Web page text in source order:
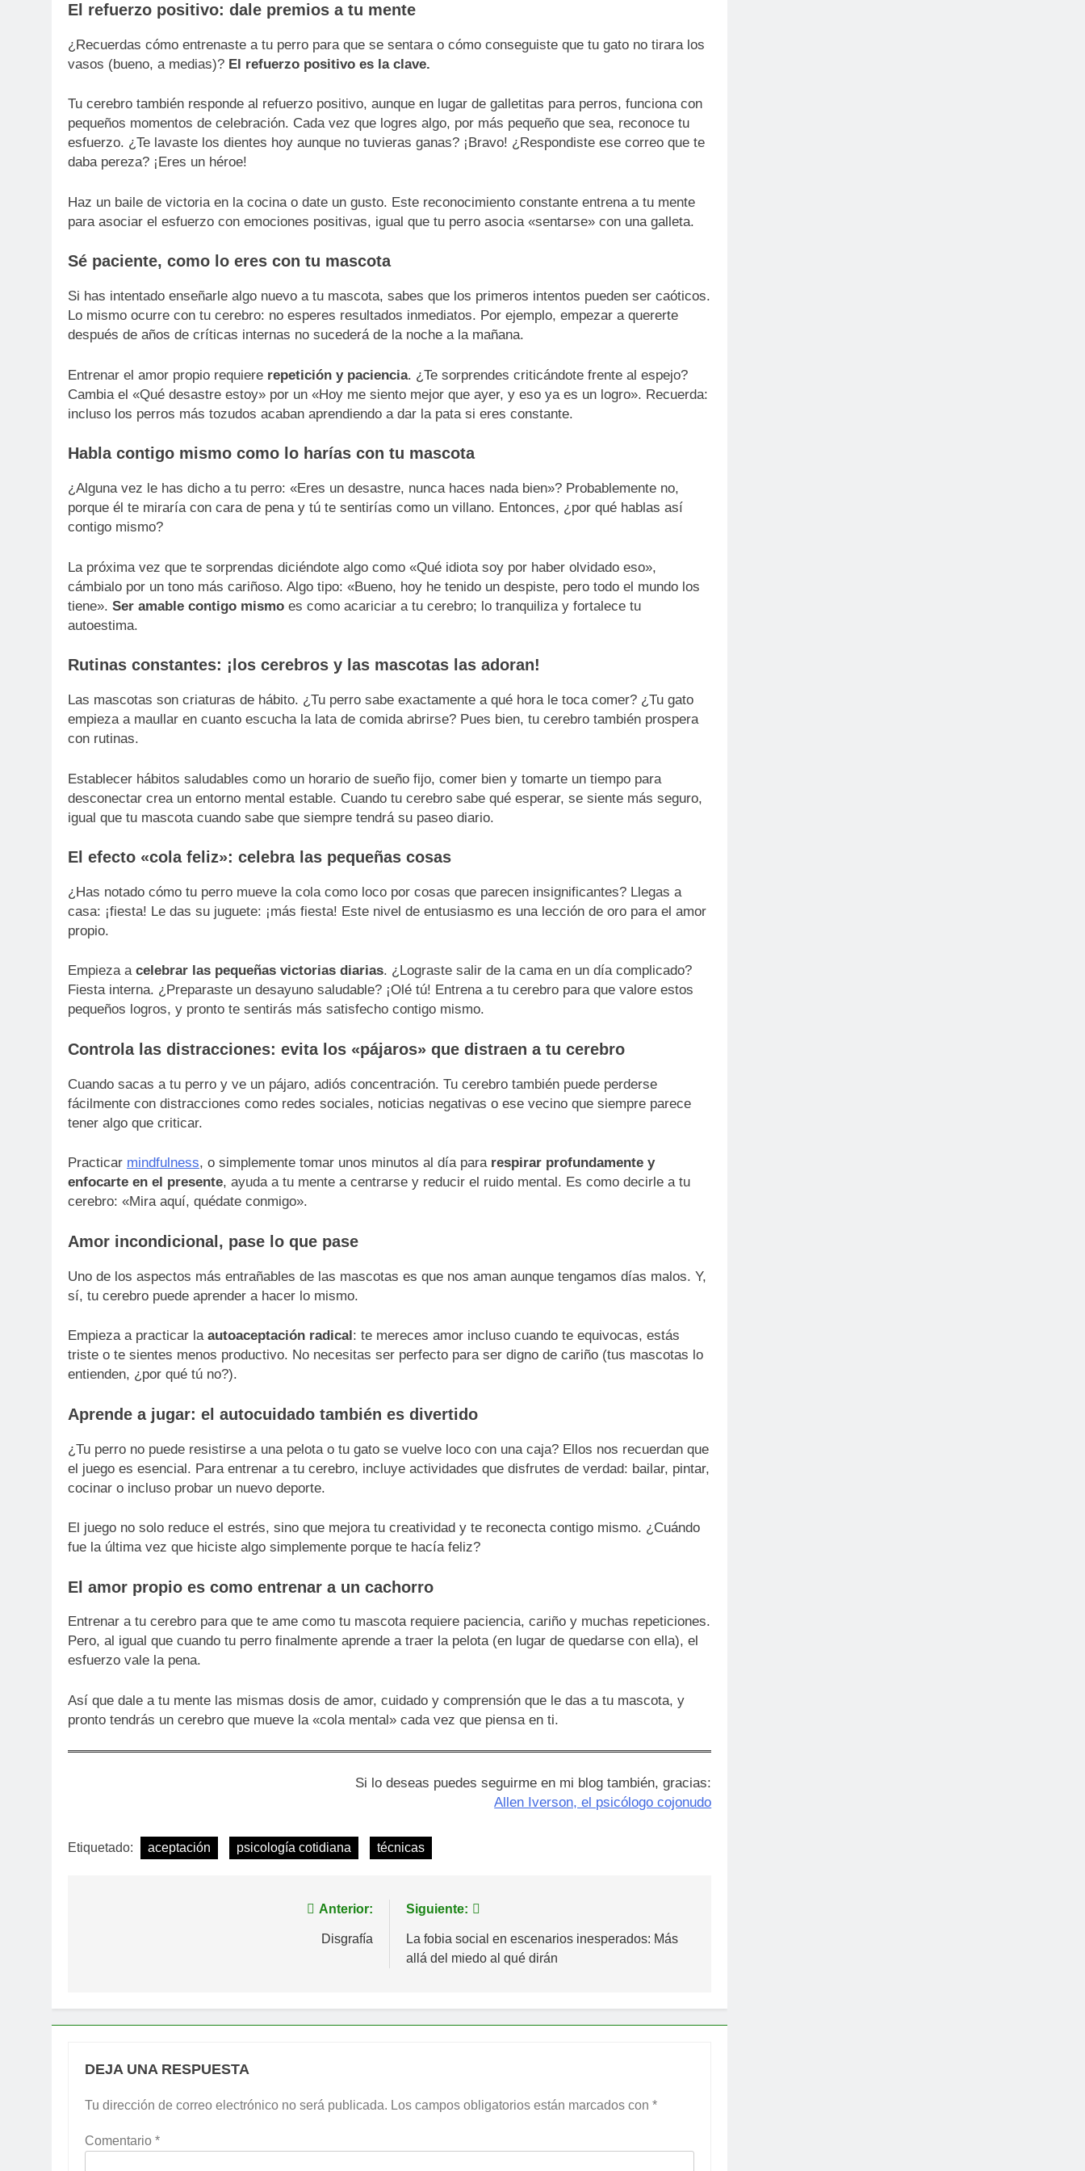
El refuerzo positivo: dale premios a tu mente
¿Recuerdas cómo entrenaste a tu perro para que se sentara o cómo conseguiste que tu gato no tirara los
vasos (bueno, a medias)? El refuerzo positivo es la clave.
Tu cerebro también responde al refuerzo positivo, aunque en lugar de galletitas para perros, funciona con
pequeños momentos de celebración. Cada vez que logres algo, por más pequeño que sea, reconoce tu
esfuerzo. ¿Te lavaste los dientes hoy aunque no tuvieras ganas? ¡Bravo! ¿Respondiste ese correo que te
daba pereza? ¡Eres un héroe!
Haz un baile de victoria en la cocina o date un gusto. Este reconocimiento constante entrena a tu mente
para asociar el esfuerzo con emociones positivas, igual que tu perro asocia «sentarse» con una galleta.
Sé paciente, como lo eres con tu mascota
Si has intentado enseñarle algo nuevo a tu mascota, sabes que los primeros intentos pueden ser caóticos.
Lo mismo ocurre con tu cerebro: no esperes resultados inmediatos. Por ejemplo, empezar a quererte
después de años de críticas internas no sucederá de la noche a la mañana.
Entrenar el amor propio requiere repetición y paciencia. ¿Te sorprendes criticándote frente al espejo?
Cambia el «Qué desastre estoy» por un «Hoy me siento mejor que ayer, y eso ya es un logro». Recuerda:
incluso los perros más tozudos acaban aprendiendo a dar la pata si eres constante.
Habla contigo mismo como lo harías con tu mascota
¿Alguna vez le has dicho a tu perro: «Eres un desastre, nunca haces nada bien»? Probablemente no,
porque él te miraría con cara de pena y tú te sentirías como un villano. Entonces, ¿por qué hablas así
contigo mismo?
La próxima vez que te sorprendas diciéndote algo como «Qué idiota soy por haber olvidado eso»,
cámbialo por un tono más cariñoso. Algo tipo: «Bueno, hoy he tenido un despiste, pero todo el mundo los
tiene». Ser amable contigo mismo es como acariciar a tu cerebro; lo tranquiliza y fortalece tu
autoestima.
Rutinas constantes: ¡los cerebros y las mascotas las adoran!
Las mascotas son criaturas de hábito. ¿Tu perro sabe exactamente a qué hora le toca comer? ¿Tu gato
empieza a maullar en cuanto escucha la lata de comida abrirse? Pues bien, tu cerebro también prospera
con rutinas.
Establecer hábitos saludables como un horario de sueño fijo, comer bien y tomarte un tiempo para
desconectar crea un entorno mental estable. Cuando tu cerebro sabe qué esperar, se siente más seguro,
igual que tu mascota cuando sabe que siempre tendrá su paseo diario.
El efecto «cola feliz»: celebra las pequeñas cosas
¿Has notado cómo tu perro mueve la cola como loco por cosas que parecen insignificantes? Llegas a
casa: ¡fiesta! Le das su juguete: ¡más fiesta! Este nivel de entusiasmo es una lección de oro para el amor
propio.
Empieza a celebrar las pequeñas victorias diarias. ¿Lograste salir de la cama en un día complicado?
Fiesta interna. ¿Preparaste un desayuno saludable? ¡Olé tú! Entrena a tu cerebro para que valore estos
pequeños logros, y pronto te sentirás más satisfecho contigo mismo.
Controla las distracciones: evita los «pájaros» que distraen a tu cerebro
Cuando sacas a tu perro y ve un pájaro, adiós concentración. Tu cerebro también puede perderse
fácilmente con distracciones como redes sociales, noticias negativas o ese vecino que siempre parece
tener algo que criticar.
Practicar mindfulness, o simplemente tomar unos minutos al día para respirar profundamente y
enfocarte en el presente, ayuda a tu mente a centrarse y reducir el ruido mental. Es como decirle a tu
cerebro: «Mira aquí, quédate conmigo».
Amor incondicional, pase lo que pase
Uno de los aspectos más entrañables de las mascotas es que nos aman aunque tengamos días malos. Y,
sí, tu cerebro puede aprender a hacer lo mismo.
Empieza a practicar la autoaceptación radical: te mereces amor incluso cuando te equivocas, estás
triste o te sientes menos productivo. No necesitas ser perfecto para ser digno de cariño (tus mascotas lo
entienden, ¿por qué tú no?).
Aprende a jugar: el autocuidado también es divertido
¿Tu perro no puede resistirse a una pelota o tu gato se vuelve loco con una caja? Ellos nos recuerdan que
el juego es esencial. Para entrenar a tu cerebro, incluye actividades que disfrutes de verdad: bailar, pintar,
cocinar o incluso probar un nuevo deporte.
El juego no solo reduce el estrés, sino que mejora tu creatividad y te reconecta contigo mismo. ¿Cuándo
fue la última vez que hiciste algo simplemente porque te hacía feliz?
El amor propio es como entrenar a un cachorro
Entrenar a tu cerebro para que te ame como tu mascota requiere paciencia, cariño y muchas repeticiones.
Pero, al igual que cuando tu perro finalmente aprende a traer la pelota (en lugar de quedarse con ella), el
esfuerzo vale la pena.
Así que dale a tu mente las mismas dosis de amor, cuidado y comprensión que le das a tu mascota, y
pronto tendrás un cerebro que mueve la «cola mental» cada vez que piensa en ti.
Si lo deseas puedes seguirme en mi blog también, gracias:
Allen Iverson, el psicólogo cojonudo
Etiquetado: aceptación psicología cotidiana técnicas
Anterior:
Disgrafía
Siguiente:
La fobia social en escenarios inesperados: Más
allá del miedo al qué dirán
DEJA UNA RESPUESTA
Tu dirección de correo electrónico no será publicada. Los campos obligatorios están marcados con *
Comentario *